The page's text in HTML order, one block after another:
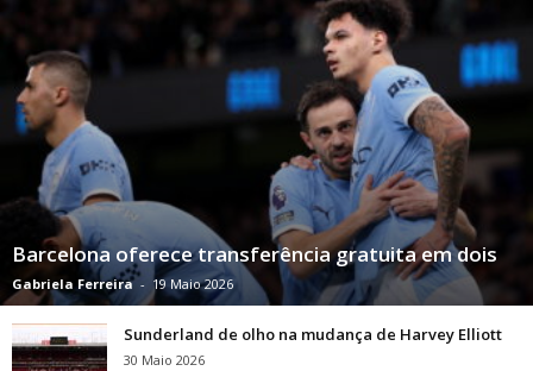
Barcelona oferece transferência gratuita em dois
Gabriela Ferreira - 19 Maio 2026
Sunderland de olho na mudança de Harvey Elliott
30 Maio 2026